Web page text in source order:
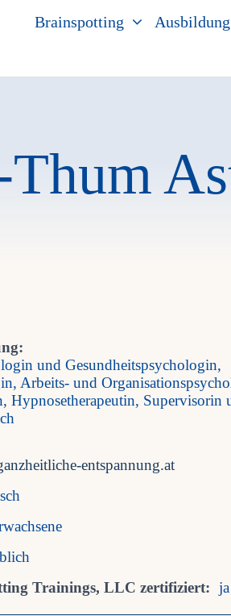
Brainspotting Ausbildung
Thum
und Gesundheitspsychologin,
Arbeits- und
Hypnosetherapeutin, Supervisorin
entspannung.at
Trainings, LLC zertifiziert: ja